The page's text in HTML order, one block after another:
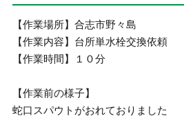
【作業場所】合志市野々島
【作業内容】台所単水栓交換依頼
【作業時間】１０分
【作業前の様子】
蛇口スパウトがおれておりました